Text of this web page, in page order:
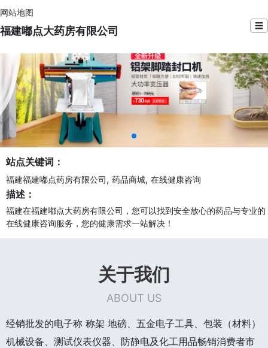
网站地图
福建嘟点大药房有限公司 ☰
站点关键词：
福建福建嘟点药房有限公司, 药品商城, 在线健康咨询
描述：
福建在福建嘟点大药房有限公司，您可以找到安全放心的药品与专业的
在线健康咨询服务，您的健康需求一站解决！
关于我们
ABOUT US
经销批发的电子称 称架 地磅、五金电子工具、包装（材料）
机械设备、测试仪表仪器、防静电及化工用品畅销消费者市